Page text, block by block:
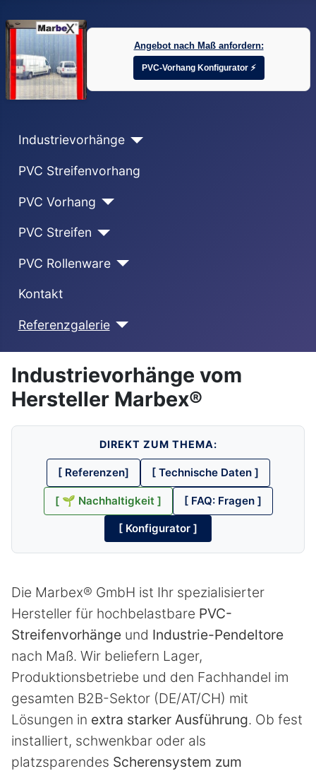
Angebot nach Maß anfordern:
PVC-Vorhang Konfigurator ⚡
Industrievorhänge
PVC Streifenvorhang
PVC Vorhang
PVC Streifen
PVC Rollenware
Kontakt
Referenzgalerie
Industrievorhänge vom
Hersteller Marbex®
DIREKT ZUM THEMA:
[ Referenzen] [ Technische Daten ]
[ 🌱 Nachhaltigkeit ] [ FAQ: Fragen ]
[ Konfigurator ]
Die Marbex® GmbH ist Ihr spezialisierter
Hersteller für hochbelastbare PVC-
Streifenvorhänge und Industrie-Pendeltore
nach Maß. Wir beliefern Lager,
Produktionsbetriebe und den Fachhandel im
gesamten B2B-Sektor (DE/AT/CH) mit
Lösungen in extra starker Ausführung. Ob fest
installiert, schwenkbar oder als
platzsparendes Scherensystem zum